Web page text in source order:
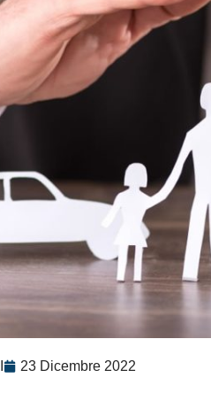
23 Dicembre 2022